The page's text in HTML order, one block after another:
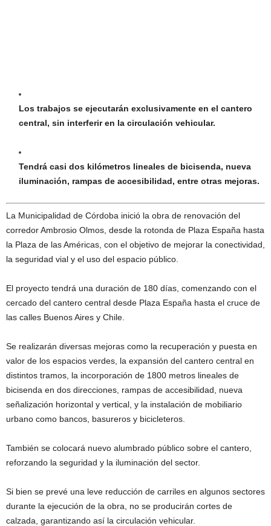
Los trabajos se ejecutarán exclusivamente en el cantero
central, sin interferir en la circulación vehicular.
Tendrá casi dos kilómetros lineales de bicisenda, nueva
iluminación, rampas de accesibilidad, entre otras mejoras.
La Municipalidad de Córdoba inició la obra de renovación del
corredor Ambrosio Olmos, desde la rotonda de Plaza España hasta
la Plaza de las Américas, con el objetivo de mejorar la conectividad,
la seguridad vial y el uso del espacio público.
El proyecto tendrá una duración de 180 días, comenzando con el
cercado del cantero central desde Plaza España hasta el cruce de
las calles Buenos Aires y Chile.
Se realizarán diversas mejoras como la recuperación y puesta en
valor de los espacios verdes, la expansión del cantero central en
distintos tramos, la incorporación de 1800 metros lineales de
bicisenda en dos direcciones, rampas de accesibilidad, nueva
señalización horizontal y vertical, y la instalación de mobiliario
urbano como bancos, basureros y bicicleteros.
También se colocará nuevo alumbrado público sobre el cantero,
reforzando la seguridad y la iluminación del sector.
Si bien se prevé una leve reducción de carriles en algunos sectores
durante la ejecución de la obra, no se producirán cortes de
calzada, garantizando así la circulación vehicular.